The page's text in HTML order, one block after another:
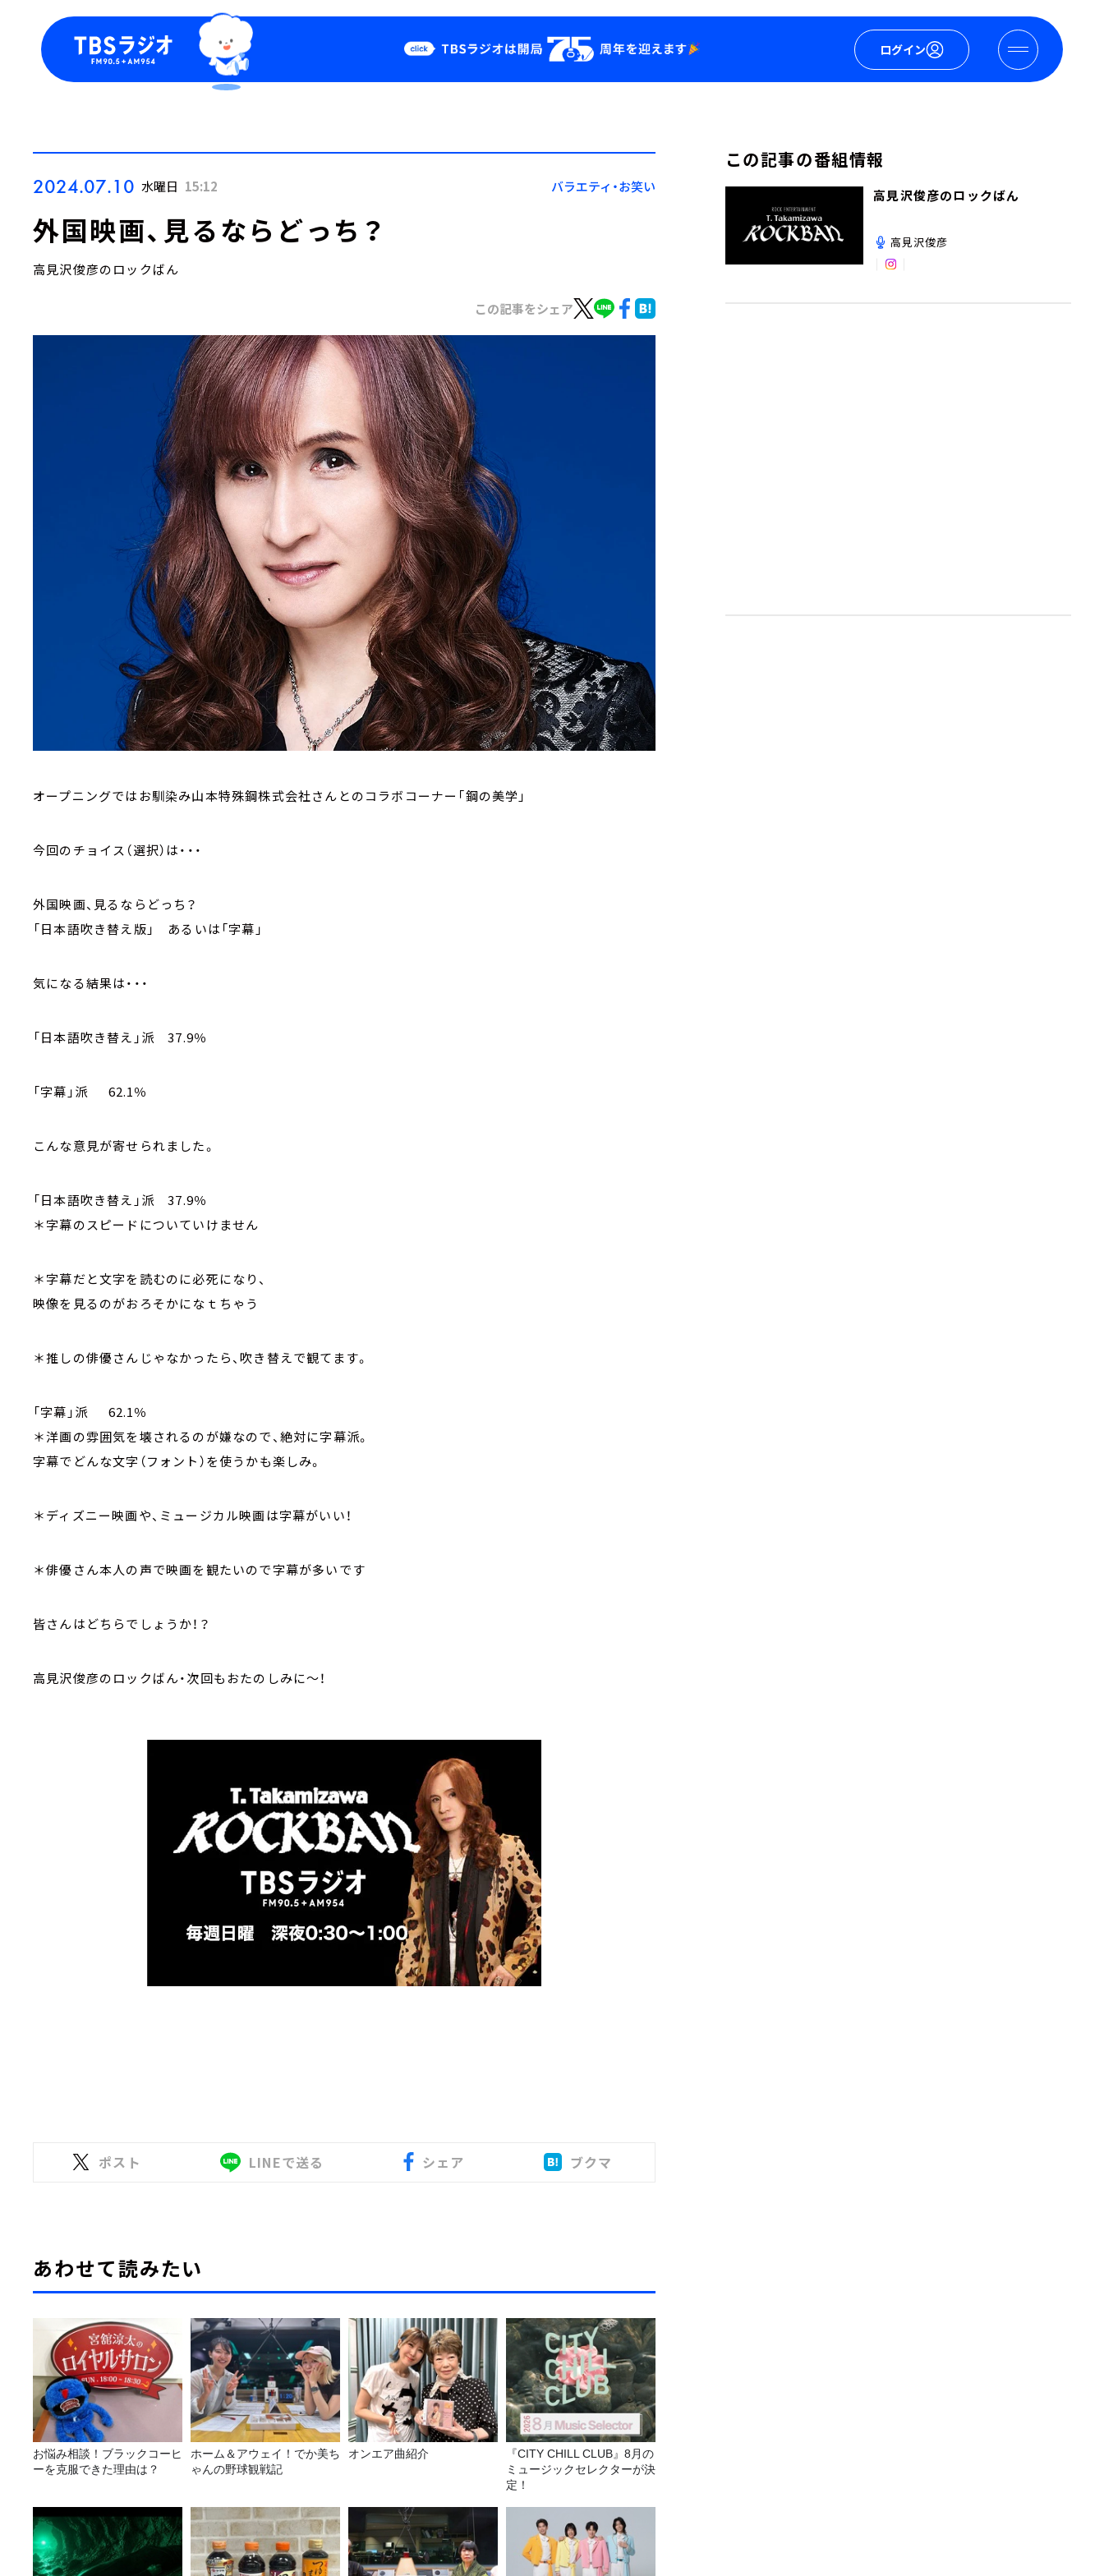
ログイン
Podcast
YouTube
会社情報
2024.07.10 水曜日 15:12 バラエティ・お笑い
外国映画、見るならどっち？
高見沢俊彦のロックばん
この記事をシェア
オープニングではお馴染み山本特殊鋼株式会社さんとのコラボコーナー「鋼の美学」
今回のチョイス（選択）は・・・
外国映画、見るならどっち？
「日本語吹き替え版」 あるいは「字幕」
気になる結果は・・・
「日本語吹き替え」派 37.9％
「字幕」派 62.1％
こんな意見が寄せられました。
「日本語吹き替え」派 37.9％
＊字幕のスピードについていけません
＊字幕だと文字を読むのに必死になり、
映像を見るのがおろそかになｔちゃう
＊推しの俳優さんじゃなかったら、吹き替えで観てます。
「字幕」派 62.1％
＊洋画の雰囲気を壊されるのが嫌なので、絶対に字幕派。
字幕でどんな文字（フォント）を使うかも楽しみ。
＊ディズニー映画や、ミュージカル映画は字幕がいい！
＊俳優さん本人の声で映画を観たいので字幕が多いです
皆さんはどちらでしょうか！？
高見沢俊彦のロックばん・次回もおたのしみに～！
ポスト LINEで送る シェア ブクマ
あわせて読みたい
お悩み相談！ブラックコーヒ
ーを克服できた理由は？
ホーム＆アウェイ！でか美ち
ゃんの野球観戦記
オンエア曲紹介
『CITY CHILL CLUB』8月の
ミュージックセレクターが決
定！
この記事の番組情報
高見沢俊彦のロックばん
高見沢俊彦